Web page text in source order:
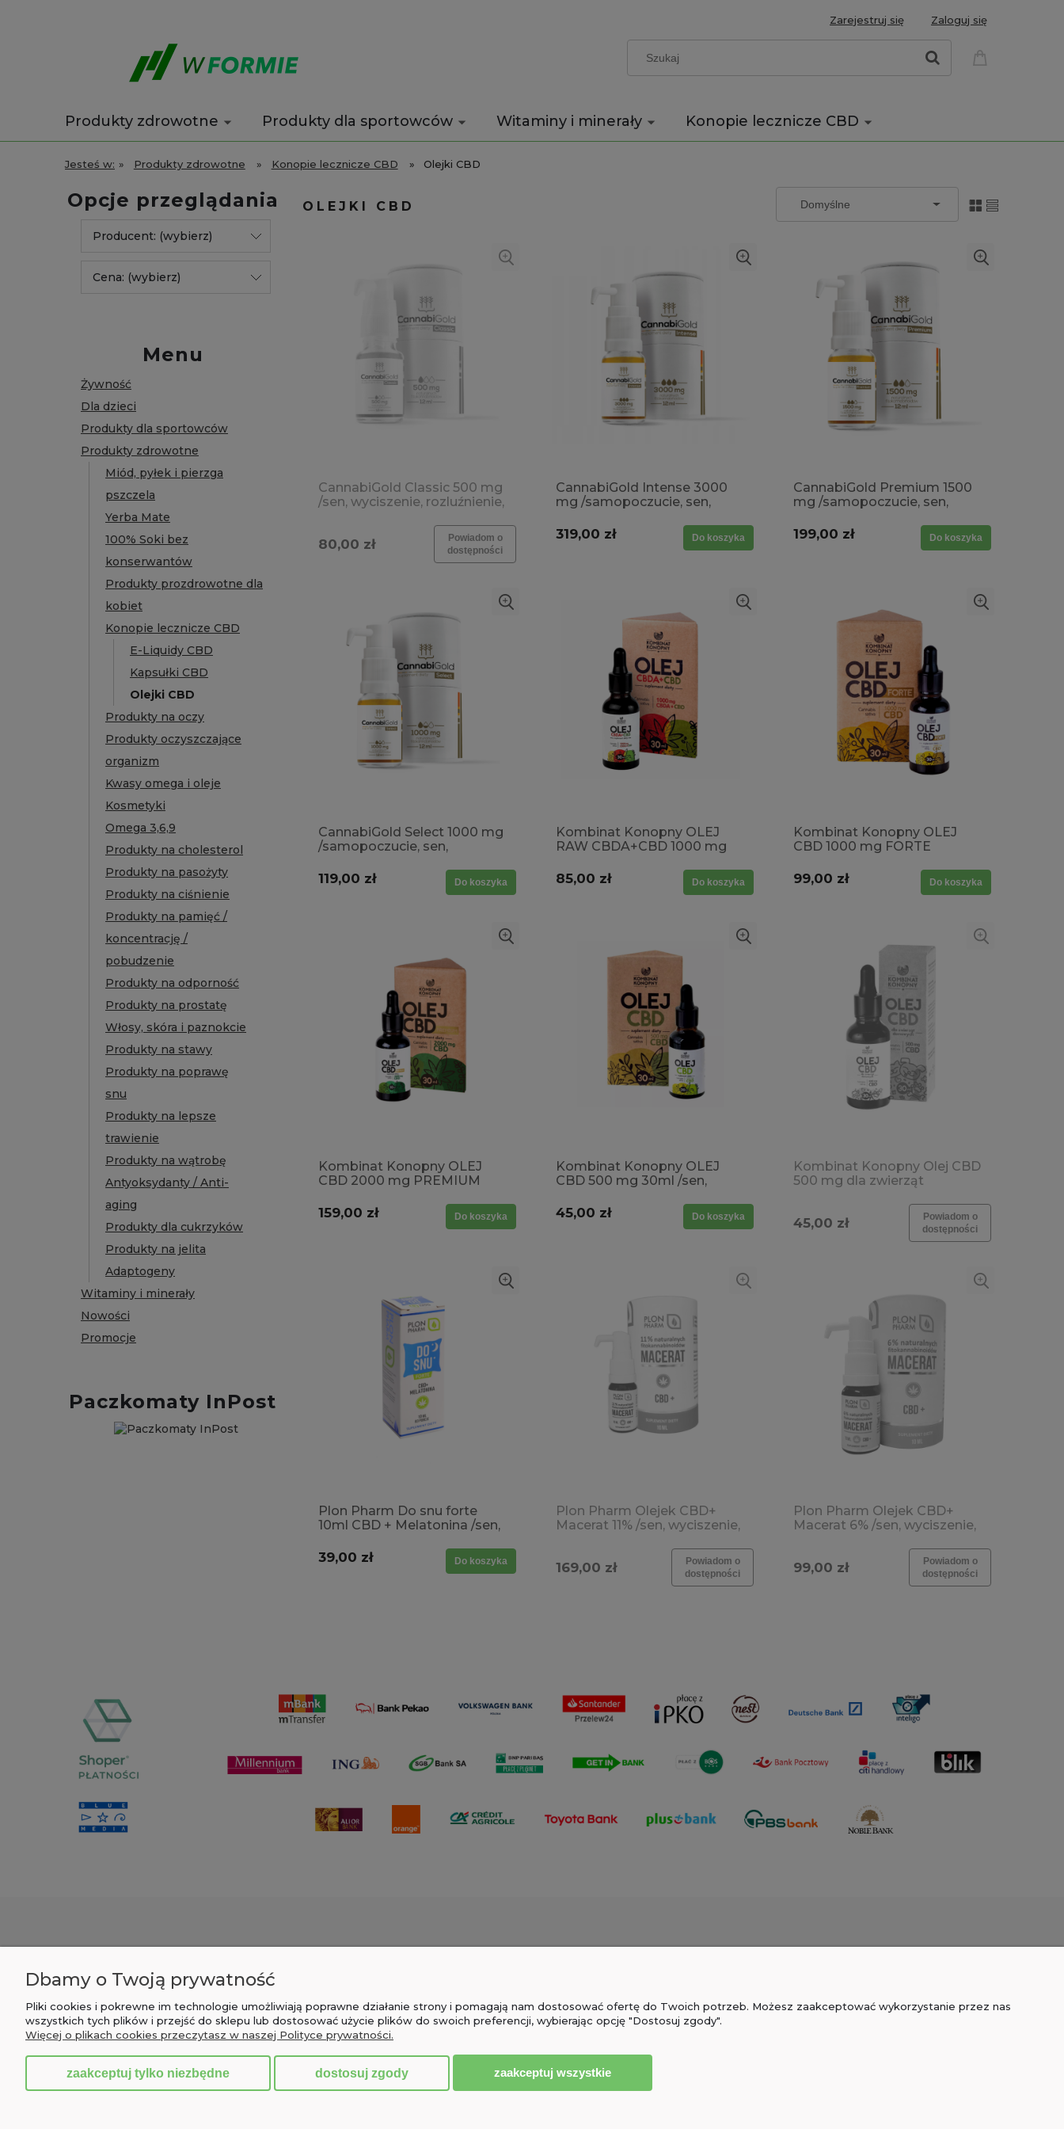
Zarejestruj się Zaloguj się
Produkty zdrowotne Produkty dla sportowców Witaminy i minerały Konopie lecznicze CBD
Wyprzedaż Kontakt
Jesteś w: » Produkty zdrowotne » Konopie lecznicze CBD » Olejki CBD
Opcje przeglądania
Producent: (wybierz)
Cena: (wybierz)
Menu
Żywność
Dla dzieci
Produkty dla sportowców
Produkty zdrowotne
Miód, pyłek i pierzga
pszczela
Yerba Mate
100% Soki bez
konserwantów
Produkty prozdrowotne dla
kobiet
Konopie lecznicze CBD
E-Liquidy CBD
Kapsułki CBD
Olejki CBD
Produkty na oczy
Produkty oczyszczające
organizm
Kwasy omega i oleje
Kosmetyki
Omega 3,6,9
Produkty na cholesterol
Produkty na pasożyty
Produkty na ciśnienie
Produkty na pamięć /
koncentrację /
pobudzenie
Produkty na odporność
Produkty na prostatę
Włosy, skóra i paznokcie
Produkty na stawy
Produkty na poprawę
snu
Produkty na lepsze
trawienie
Produkty na wątrobę
Antyoksydanty / Anti-
aging
Produkty dla cukrzyków
Produkty na jelita
Adaptogeny
Witaminy i minerały
Nowości
Promocje
Paczkomaty InPost
OLEJKI CBD
CannabiGold Classic 500 mg
/sen, wyciszenie, rozluźnienie,
80,00 zł
Powiadom o
dostępności
CannabiGold Intense 3000
mg /samopoczucie, sen,
stres, przemęczenie
319,00 zł Do koszyka
CannabiGold Premium 1500
mg /samopoczucie, sen,
stres, przemęczenie
199,00 zł Do koszyka
CannabiGold Select 1000 mg
/samopoczucie, sen,
stres, przemęczenie
119,00 zł Do koszyka
Kombinat Konopny OLEJ
RAW CBDA+CBD 1000 mg
85,00 zł Do koszyka
Kombinat Konopny OLEJ
CBD 1000 mg FORTE
rozluźnienie, stres,
przemęczenie
99,00 zł Do koszyka
Kombinat Konopny OLEJ
CBD 2000 mg PREMIUM
rozluźnienie, stres,
przemęczenie
159,00 zł Do koszyka
Kombinat Konopny OLEJ
CBD 500 mg 30ml /sen,
stres, przemęczenie
45,00 zł Do koszyka
Kombinat Konopny Olej CBD
500 mg dla zwierząt
odporność, przeciwbólowe,
stres, apetyt, trawienie,
45,00 zł
Powiadom o
dostępności
Plon Pharm Do snu forte
10ml CBD + Melatonina /sen,
stres, przemęczenie
39,00 zł Do koszyka
Plon Pharm Olejek CBD+
Macerat 11% /sen, wyciszenie,
169,00 zł
Powiadom o
dostępności
Plon Pharm Olejek CBD+
Macerat 6% /sen, wyciszenie,
99,00 zł
Powiadom o
dostępności
Zwroty i reklamacje
Pytania i odpowiedzi
Regulamin
Twoje zamówienia
Ustawienia konta
Przechowalnia
Czas i koszty dostawy
Pytania i odpowiedzi
O FIRMIE
Dbamy o Twoją prywatność
Pliki cookies i pokrewne im technologie umożliwiają poprawne działanie strony i pomagają nam dostosować ofertę do Twoich potrzeb. Możesz zaakceptować wykorzystanie przez nas
wszystkich tych plików i przejść do sklepu lub dostosować użycie plików do swoich preferencji, wybierając opcję "Dostosuj zgody".
Więcej o plikach cookies przeczytasz w naszej Polityce prywatności.
zaakceptuj tylko niezbędne dostosuj zgody zaakceptuj wszystkie